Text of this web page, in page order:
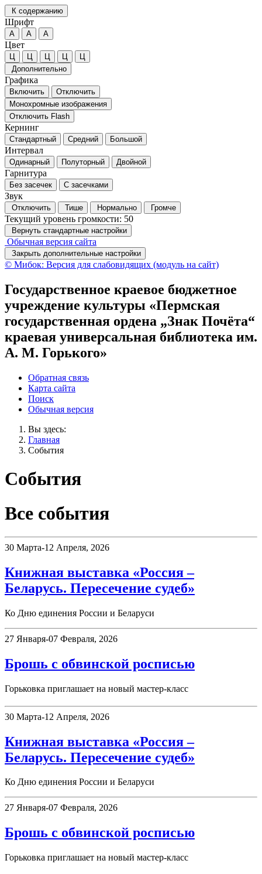
К содержанию
Шрифт
А А А
Цвет
Ц Ц Ц Ц
Ц
Дополнительно
Графика
Включить
Отключить
Монохромные изображения
Отключить Flash
Кернинг
Стандартный Средний Большой
Интервал
Одинарный Полуторный Двойной
Гарнитура
Без засечек С засечками
Звук
Отключить Тише Нормально Громче
Текущий уровень громкости: 50
Вернуть стандартные настройки
Обычная версия сайта
Закрыть дополнительные настройки
© Мибок: Версия для слабовидящих (модуль на сайт)
Государственное краевое бюджетное
учреждение культуры «Пермская
государственная ордена „Знак Почёта“
краевая универсальная библиотека им.
А. М. Горького»
Обратная связь
Карта сайта
Поиск
Обычная версия
Вы здесь:
Главная
События
События
Все события
30 Марта-12 Апреля, 2026
Книжная выставка «Россия –
Беларусь. Пересечение судеб»
Ко Дню единения России и Беларуси
27 Января-07 Февраля, 2026
Брошь с обвинской росписью
Горьковка приглашает на новый мастер-класс
30 Марта-12 Апреля, 2026
Книжная выставка «Россия –
Беларусь. Пересечение судеб»
Ко Дню единения России и Беларуси
27 Января-07 Февраля, 2026
Брошь с обвинской росписью
Горьковка приглашает на новый мастер-класс